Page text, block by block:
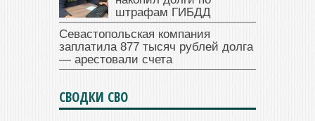
штрафам ГИБДД
Севастопольская компания
заплатила 877 тысяч рублей долга
— арестовали счета
СВОДКИ СВО